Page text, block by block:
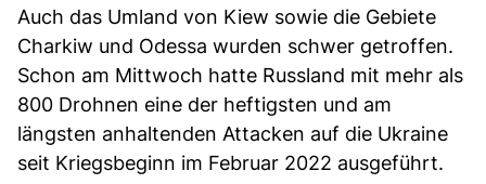
Auch das Umland von Kiew sowie die Gebiete
Charkiw und Odessa wurden schwer getroffen.
Schon am Mittwoch hatte Russland mit mehr als
800 Drohnen eine der heftigsten und am
längsten anhaltenden Attacken auf die Ukraine
seit Kriegsbeginn im Februar 2022 ausgeführt.